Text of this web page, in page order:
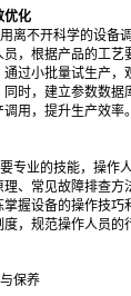
优化
离不开科学的设备
，根据产品的工艺
过小批量试生产，
同时，建立参数数
用，提升生产效率。
专业的技能，操作
、常见故障排查
握设备的操作技
，规范操作人员
保养